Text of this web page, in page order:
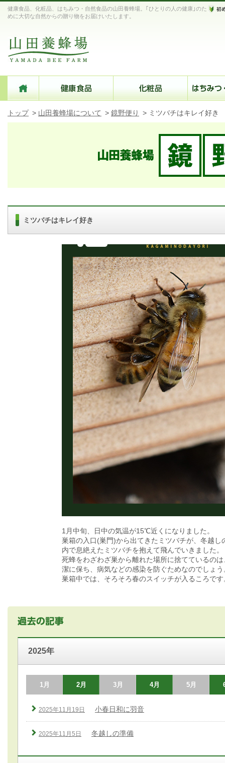
健康食品、化粧品、はちみつ・自然食品の山田養蜂場。｢ひとりの人の健康｣のた
めに大切な自然からの贈り物をお届けいたします。
トップ > 山田養蜂場について > 鏡野便り > ミツバチはキレイ好き
ミツバチはキレイ好き
1月中旬、日中の気温が15℃近くになりました。
巣箱の入口(巣門)から出てきたミツバチが、冬越し
内で息絶えたミツバチを抱えて飛んでいきました。
死蜂をわざわざ巣から離れた場所に捨てているの
潔に保ち、病気などの感染を防ぐためなのでしょう
巣箱中では、そろそろ春のスイッチが入るころです
2025年
1月 2月 3月 4月 5月
2025年11月19日 小春日和に羽音
2025年11月5日 冬越しの準備